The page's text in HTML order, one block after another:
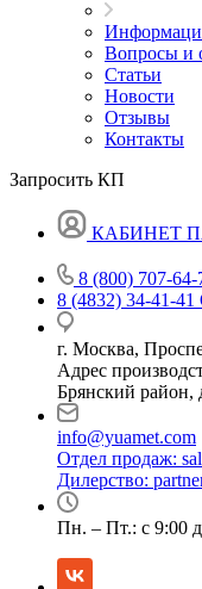
Вопросы и
Статьи
Новости
Отзывы
Контакты
Запросить КП
КАБИНЕТ
8 (800) 707-64-
8 (4832) 34-41-41
г. Москва,
Адрес
Брянский район,
info@yuamet.com
Отдел продаж:
Дилерство:
Пн. – Пт.: с 9:00